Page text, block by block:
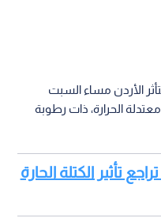
الأردن مساء السبت
الحرارة، ذات رطوبة
تأثير الكتلة الحارة